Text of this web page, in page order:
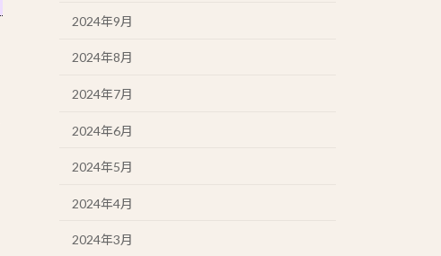
2024年9月
2024年8月
2024年7月
2024年6月
2024年5月
2024年4月
2024年3月